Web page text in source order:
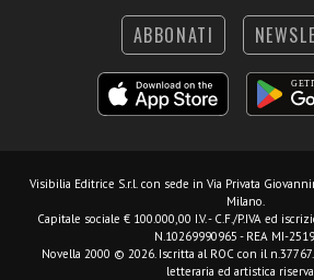
ABBONATI
Visibilia Editrice S.r.l. con sede in Via Privata
Milano.
Capitale sociale € 100.000,00 I.V. - C.F./P.IVA ed
N.10269990965 - REA MI-
Novella 2000 © 2026. Iscritta al ROC con il
letteraria ed artistica